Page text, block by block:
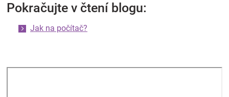
Pokračujte v čtení blogu:
Jak na počítač?